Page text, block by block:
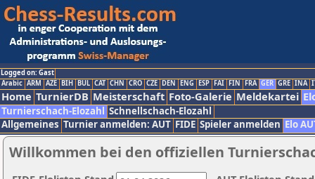
Logged on: Gast
Arabic ARM AZE BIH BUL CAT CHN CRO CZE DEN ENG ESP FAI FIN FRA GER GRE INA
Home TurnierDB Meisterschaft Foto-Galerie Meldekartei
Turnierschach-Elozahl Schnellschach-Elozahl
Allgemeines Turnier anmelden: AUT FIDE Spieler anmelden Elo
Willkommen bei den offiziellen